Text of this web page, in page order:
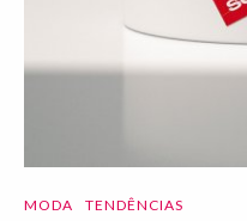
MODA TENDÊNCIAS